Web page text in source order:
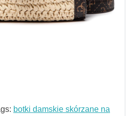
botki damskie skórzane na